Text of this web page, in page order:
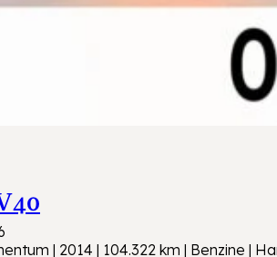
| 2014 | 104.322 km | Benzine